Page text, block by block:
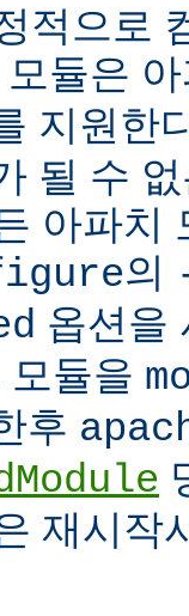
적으로
모듈은
지원한
될 수
아파치
의
옵션을
모듈을
후
재시작